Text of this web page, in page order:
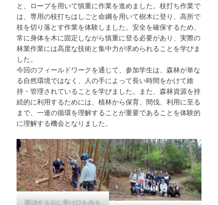
と、ロープを用いて慎重に作業を進めました。枝打ち作業で
は、専用の枝打ちはしごと命綱を用いて樹木に登り、高所で
枝を切り落とす作業を体験しました。安全を確保するため、
常に身体を木に固定しながら慎重に登る必要があり、実際の
林業作業には高度な技術と集中力が求められることを学びま
した。
今回のフィールドワークを通じて、参加学生は、森林が単な
る自然環境ではなく、人の手によって長い時間をかけて維
持・管理されていることを学びました。また、森林資源を持
続的に利用するためには、植林から保育、間伐、利用に至る
まで、一連の循環を理解することが重要であることを体験的
に理解する機会となりました。
間伐する木に受け口を作る